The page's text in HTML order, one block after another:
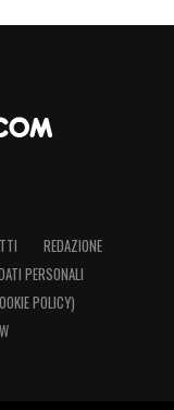
REDAZIONE
PERSONALI
POLICY)